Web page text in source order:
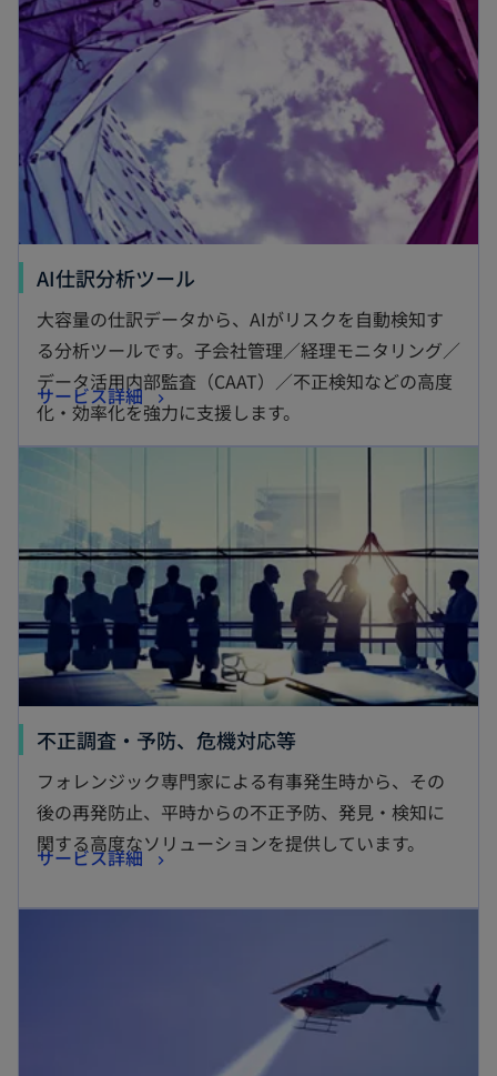
AI仕訳分析ツール
し
い
タ
ブ
大容量の仕訳データから、AIがリスクを自動検知す
る分析ツールです。子会社管理／経理モニタリング／
データ活用内部監査（CAAT）／不正検知などの高度
化・効率化を強力に支援します。
サービス詳細
新
し
で
開
不正調査・予防、危機対応等新
し
い
タ
フォレンジック専門家による有事発生時から、その
後の再発防止、平時からの不正予防、発見・検知に
関する高度なソリューションを提供しています。
サービス詳細
新
い
新しいタブで開く